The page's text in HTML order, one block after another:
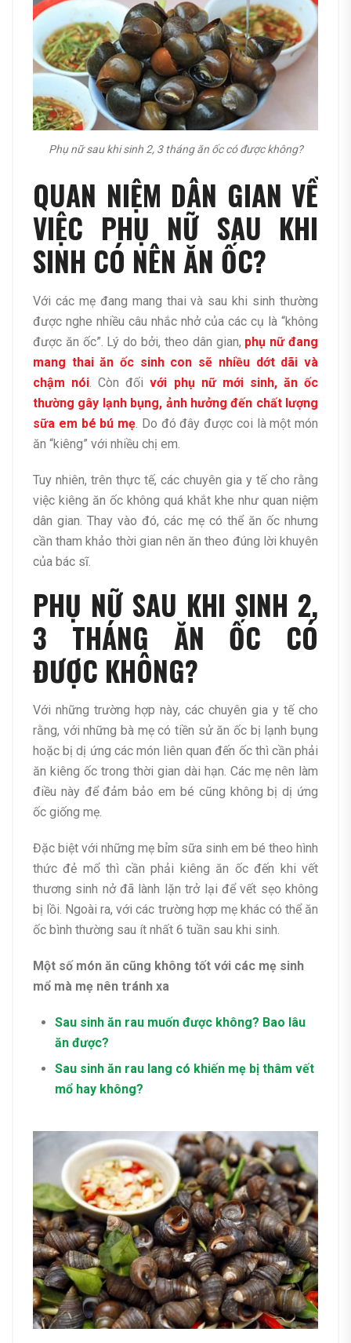
Phụ nữ sau khi sinh 2, 3 tháng ăn ốc có được không?
QUAN NIỆM DÂN GIAN VỀ
VIỆC PHỤ NỮ SAU KHI
SINH CÓ NÊN ĂN ỐC?
Với các mẹ đang mang thai và sau khi sinh thường
được nghe nhiều câu nhắc nhở của các cụ là “không
được ăn ốc”. Lý do bởi, theo dân gian, phụ nữ đang
mang thai ăn ốc sinh con sẽ nhiều dớt dãi và
chậm nói . Còn đốivới phụ nữ mới sinh, ăn ốc
thường gây lạnh bụng, ảnh hưởng đến chất lượng
sữa em bé bú mẹ . Do đó đây được coi là một món
ăn “kiêng” với nhiều chị em.
Tuy nhiên, trên thực tế, các chuyên gia y tế cho rằng
việc kiêng ăn ốc không quá khắt khe như quan niệm
dân gian. Thay vào đó, các mẹ có thể ăn ốc nhưng
cần tham khảo thời gian nên ăn theo đúng lời khuyên
của bác sĩ.
PHỤ NỮ SAU KHI SINH 2,
3 THÁNG ĂN ỐC CÓ
ĐƯỢC KHÔNG?
Với những trường hợp này, các chuyên gia y tế cho
rằng, với những bà mẹ có tiền sử ăn ốc bị lạnh bụng
hoặc bị dị ứng các món liên quan đến ốc thì cần phải
ăn kiêng ốc trong thời gian dài hạn. Các mẹ nên làm
điều này để đảm bảo em bé cũng không bị dị ứng
ốc giống mẹ.
Đặc biệt với những mẹ bỉm sữa sinh em bé theo hình
thức đẻ mổ thì cần phải kiêng ăn ốc đến khi vết
thương sinh nở đã lành lặn trở lại để vết sẹo không
bị lồi. Ngoài ra, với các trường hợp mẹ khác có thể ăn
ốc bình thường sau ít nhất 6 tuần sau khi sinh.
Một số món ăn cũng không tốt với các mẹ sinh
mổ mà mẹ nên tránh xa
Sau sinh ăn rau muốn được không? Bao lâu
ăn được?
Sau sinh ăn rau lang có khiến mẹ bị thâm vết
mổ hay không?